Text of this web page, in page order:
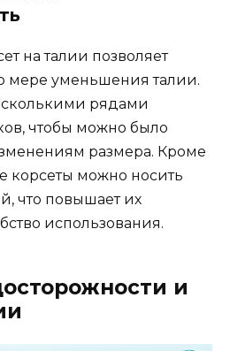
на талии позволяет
мере уменьшения талии.
рядами
чтобы можно было
размера. Кроме
корсеты можно носить
что повышает их
использования.
и